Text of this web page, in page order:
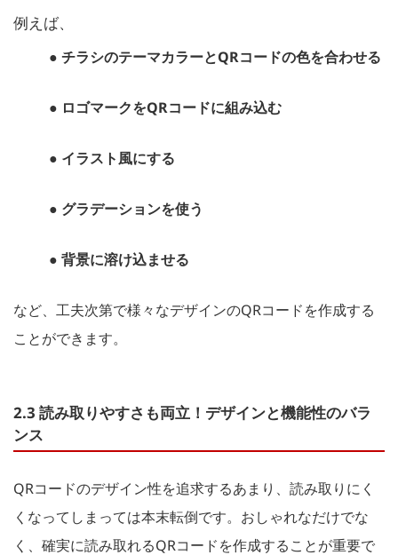
例えば、
● チラシのテーマカラーとQRコードの色を合わせる
● ロゴマークをQRコードに組み込む
● イラスト風にする
● グラデーションを使う
● 背景に溶け込ませる
など、工夫次第で様々なデザインのQRコードを作成する
ことができます。
2.3 読み取りやすさも両立！デザインと機能性のバラ
ンス
QRコードのデザイン性を追求するあまり、読み取りにく
くなってしまっては本末転倒です。おしゃれなだけでな
く、確実に読み取れるQRコードを作成することが重要で